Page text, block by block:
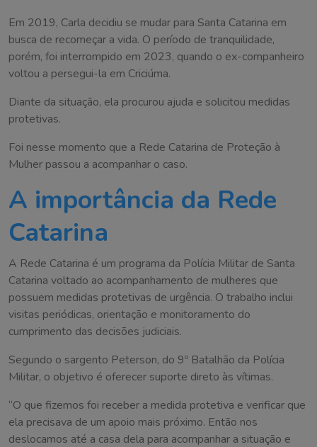
Em 2019, Carla decidiu se mudar para Santa Catarina em
busca de recomeçar a vida. O período de tranquilidade,
porém, foi interrompido em 2023, quando o ex-companheiro
voltou a persegui-la em Criciúma.
Diante da situação, ela procurou ajuda e solicitou medidas
protetivas.
Foi nesse momento que a Rede Catarina de Proteção à
Mulher passou a acompanhar o caso.
A importância da Rede
Catarina
A Rede Catarina é um programa da Polícia Militar de Santa
Catarina voltado ao acompanhamento de mulheres que
possuem medidas protetivas de urgência. O trabalho inclui
visitas periódicas, orientação e monitoramento do
cumprimento das decisões judiciais.
Segundo o sargento Peterson, do 9º Batalhão da Polícia
Militar, o objetivo é oferecer suporte direto às vítimas.
“O que fizemos foi receber a medida protetiva e verificar que
ela precisava de um apoio mais próximo. Então nos
deslocamos até a casa dela para acompanhar a situação e